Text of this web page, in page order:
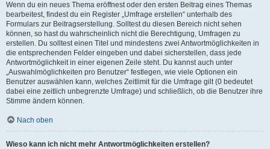
Wenn du ein neues Thema eröffnest oder den ersten Beitrag eines Themas
bearbeitest, findest du ein Register „Umfrage erstellen“ unterhalb des
Formulars zur Beitragserstellung. Solltest du diesen Bereich nicht sehen
können, so hast du wahrscheinlich nicht die Berechtigung, Umfragen zu
erstellen. Du solltest einen Titel und mindestens zwei Antwortmöglichkeiten in
die entsprechenden Felder eingeben und dabei sicherstellen, dass jede
Antwortmöglichkeit in einer eigenen Zeile steht. Du kannst auch unter
„Auswahlmöglichkeiten pro Benutzer“ festlegen, wie viele Optionen ein
Benutzer auswählen kann, welches Zeitlimit für die Umfrage gilt (0 bedeutet
dabei eine zeitlich unbegrenzte Umfrage) und schließlich, ob die Benutzer ihre
Stimme ändern können.
Nach oben
Wieso kann ich nicht mehr Antwortmöglichkeiten erstellen?